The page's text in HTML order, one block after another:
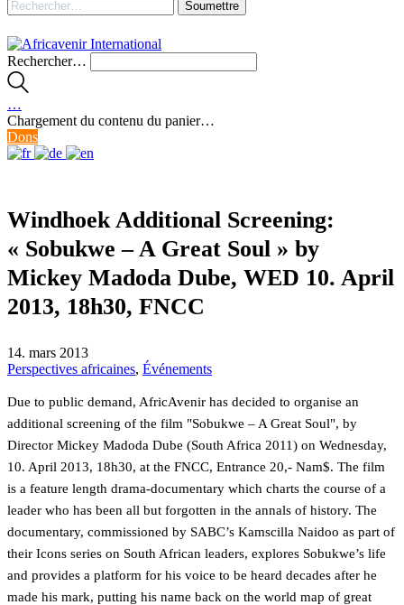
Rechercher…
…
Chargement du contenu du panier…
Dons
Windhoek Additional Screening:
« Sobukwe – A Great Soul » by
Mickey Madoda Dube, WED 10. April
2013, 18h30, FNCC
14. mars 2013
Perspectives africaines, Événements
Due to public demand, AfricAvenir has decided to organise an
additional screening of the film "Sobukwe – A Great Soul", by
Director Mickey Madoda Dube (South Africa 2011) on Wednesday,
10. April 2013, 18h30, at the FNCC, Entrance 20,- Nam$. The film
is a feature length drama-documentary which charts the course of a
leader who has been all but forgotten in the annals of history. The
documentary, commissioned by SABC’s Kamscilla Naidoo as part of
their Icons series on South African leaders, explores Sobukwe’s life
and provides a platform for his voice to be heard decades after he
made his mark, putting his name back on the world map of great